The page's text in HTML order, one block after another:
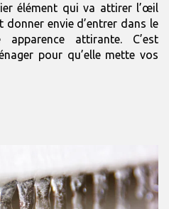
élément qui va attirer l’œil
envie d’entrer dans le
attirante. C’est
pour qu’elle mette vos